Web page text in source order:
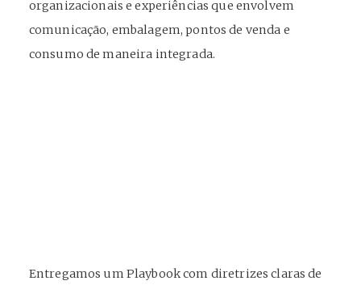
organizacionais e experiências que envolvem
comunicação, embalagem, pontos de venda e
consumo de maneira integrada.
Entregamos um Playbook com diretrizes claras de